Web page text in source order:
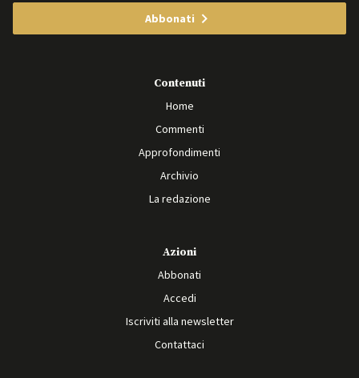
Abbonati
Contenuti
Home
Commenti
Approfondimenti
Archivio
La redazione
Azioni
Abbonati
Accedi
Iscriviti alla newsletter
Contattaci